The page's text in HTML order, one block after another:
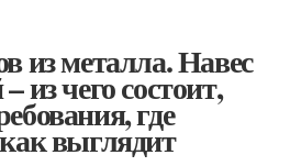
из металла. Навес
из чего состоит,
где
выглядит